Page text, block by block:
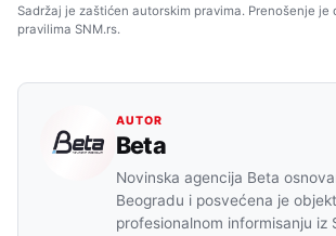
Sadržaj je zaštićen autorskim pravima. Prenošenje je
pravilima SNM.rs.
AUTOR
Beta
Novinska agencija Beta
Beogradu i posvećena je
profesionalnom informisanju iz